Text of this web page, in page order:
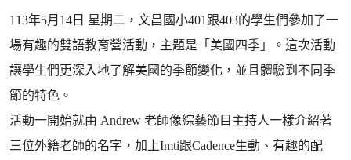
113年5月14日 星期二，文昌國小401跟403的學生們參加了一
場有趣的雙語教育營活動，主題是「美國四季」。這次活動
讓學生們更深入地了解美國的季節變化，並且體驗到不同季
節的特色。
活動一開始就由 Andrew 老師像綜藝節目主持人一樣介紹著
三位外籍老師的名字，加上Imti跟Cadence生動、有趣的配